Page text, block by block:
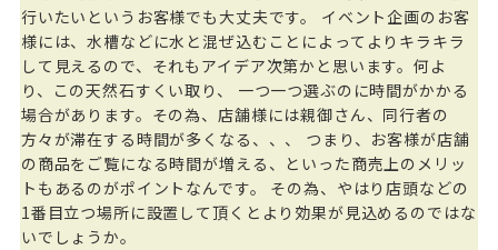
行いたいというお客様でも大丈夫です。 イベント企画のお客
様には、水槽などに水と混ぜ込むことによってよりキラキラ
して見えるので、それもアイデア次第かと思います。何よ
り、この天然石すくい取り、 一つ一つ選ぶのに時間がかかる
場合があります。その為、店舗様には親御さん、同行者の
方々が滞在する時間が多くなる、、、 つまり、お客様が店舗
の商品をご覧になる時間が増える、といった商売上のメリッ
トもあるのがポイントなんです。 その為、やはり店頭などの
1番目立つ場所に設置して頂くとより効果が見込めるのではな
いでしょうか。